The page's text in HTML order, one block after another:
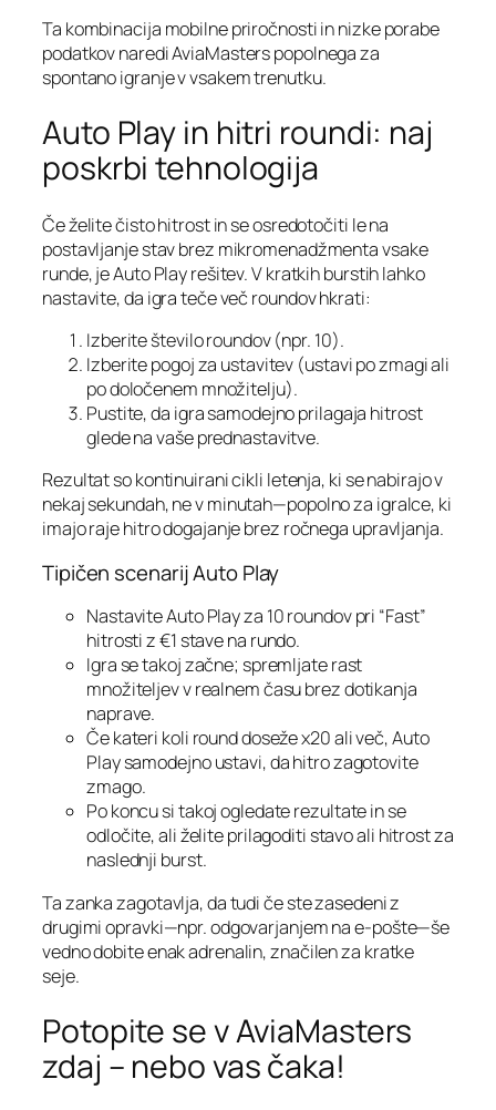
Ta kombinacija mobilne priročnosti in nizke porabe
podatkov naredi AviaMasters popolnega za
spontano igranje v vsakem trenutku.
Auto Play in hitri roundi: naj
poskrbi tehnologija
Če želite čisto hitrost in se osredotočiti le na
postavljanje stav brez mikromenadžmenta vsake
runde, je Auto Play rešitev. V kratkih burstih lahko
nastavite, da igra teče več roundov hkrati:
Izberite število roundov (npr. 10).
Izberite pogoj za ustavitev (ustavi po zmagi ali
po določenem množitelju).
Pustite, da igra samodejno prilagaja hitrost
glede na vaše prednastavitve.
Rezultat so kontinuirani cikli letenja, ki se nabirajo v
nekaj sekundah, ne v minutah—popolno za igralce, ki
imajo raje hitro dogajanje brez ročnega upravljanja.
Tipičen scenarij Auto Play
Nastavite Auto Play za 10 roundov pri “Fast”
hitrosti z €1 stave na rundo.
Igra se takoj začne; spremljate rast
množiteljev v realnem času brez dotikanja
naprave.
Če kateri koli round doseže x20 ali več, Auto
Play samodejno ustavi, da hitro zagotovite
zmago.
Po koncu si takoj ogledate rezultate in se
odločite, ali želite prilagoditi stavo ali hitrost za
naslednji burst.
Ta zanka zagotavlja, da tudi če ste zasedeni z
drugimi opravki—npr. odgovarjanjem na e‑pošte—še
vedno dobite enak adrenalin, značilen za kratke
seje.
Potopite se v AviaMasters
zdaj – nebo vas čaka!